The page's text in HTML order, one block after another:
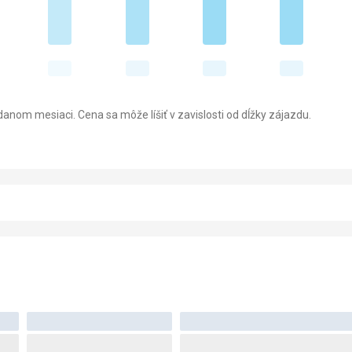
mesiaci. Cena sa môže líšiť v zavislosti od dĺžky zájazdu.